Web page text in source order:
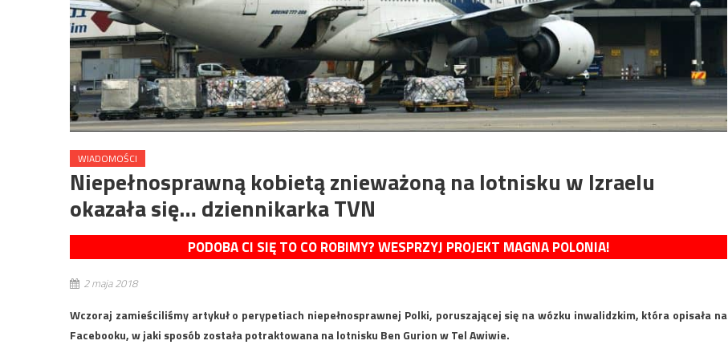
WIADOMOŚCI
Niepełnosprawną kobietą znieważoną na lotnisku w Izraelu
okazała się… dziennikarka TVN
PODOBA CI SIĘ TO CO ROBIMY? WESPRZYJ PROJEKT MAGNA POLONIA!
2 maja 2018
Wczoraj zamieściliśmy artykuł o perypetiach niepełnosprawnej Polki, poruszającej się na wózku inwalidzkim, która opisała na
Facebooku, w jaki sposób została potraktowana na lotnisku Ben Gurion w Tel Awiwie.